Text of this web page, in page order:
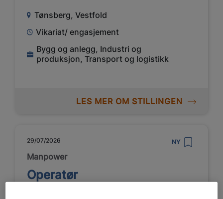
Tønsberg, Vestfold
Vikariat/ engasjement
Bygg og anlegg, Industri og
produksjon, Transport og logistikk
LES MER OM STILLINGEN
29/07/2026 NY
Manpower
Operatør